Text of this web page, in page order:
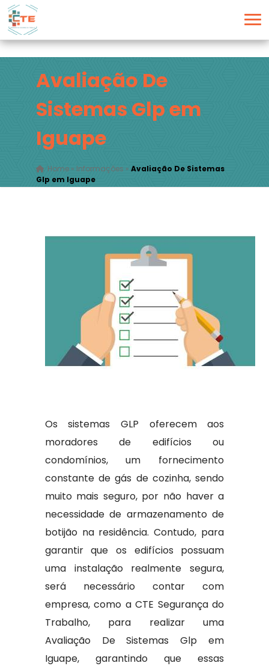
Avaliação De
Sistemas Glp em
Iguape
Home» Informações » Avaliação De Sistemas
Glp em Iguape
Os sistemas GLP oferecem aos
moradores de edifícios ou
condomínios, um fornecimento
constante de gás de cozinha, sendo
muito mais seguro, por não haver a
necessidade de armazenamento de
botijão na residência. Contudo, para
garantir que os edifícios possuam
uma instalação realmente segura,
será necessário contar com
empresa, como a CTE Segurança do
Trabalho, para realizar uma
Avaliação De Sistemas Glp em
Iguape, garantindo que essas